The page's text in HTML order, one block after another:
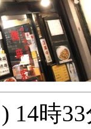
14時